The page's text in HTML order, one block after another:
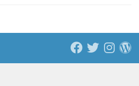
❅
❅ ❅
❅